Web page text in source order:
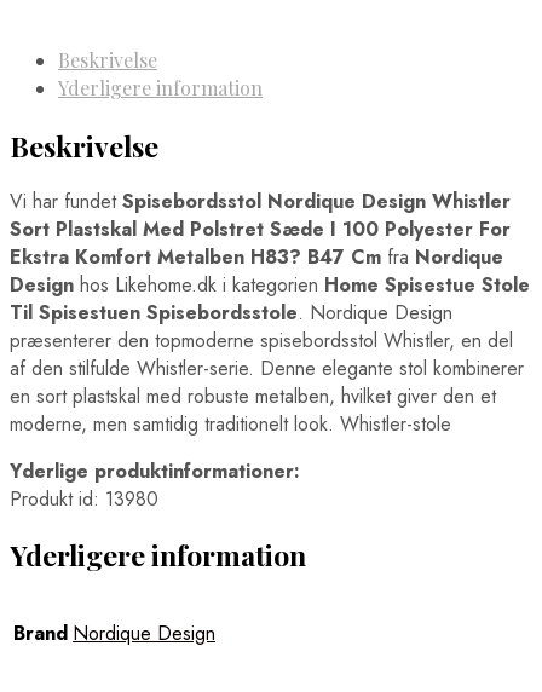
Beskrivelse
Yderligere information
Beskrivelse
Vi har fundetSpisebordsstol Nordique Design Whistler
Sort Plastskal Med Polstret Sæde I 100 Polyester For
Ekstra Komfort Metalben H83? B47 Cm fra Nordique
Design hos Likehome.dk i kategorien Home Spisestue Stole
Til Spisestuen Spisebordsstole. Nordique Design
præsenterer den topmoderne spisebordsstol Whistler, en del
af den stilfulde Whistler-serie. Denne elegante stol kombinerer
en sort plastskal med robuste metalben, hvilket giver den et
moderne, men samtidig traditionelt look. Whistler-stole
Yderlige produktinformationer:
Produkt id: 13980
Yderligere information
Brand Nordique Design